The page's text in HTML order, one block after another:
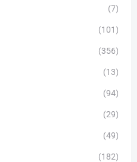
(7)
(101)
(356)
(13)
(94)
(29)
(49)
(182)